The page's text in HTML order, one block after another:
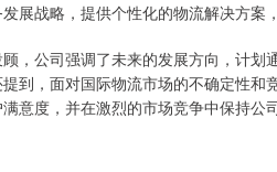
展战略，提供个性化的物流解决方案
公司强调了未来的发展方向，计划
到，面对国际物流市场的不确定性
意度，并在激烈的市场竞争中保持公